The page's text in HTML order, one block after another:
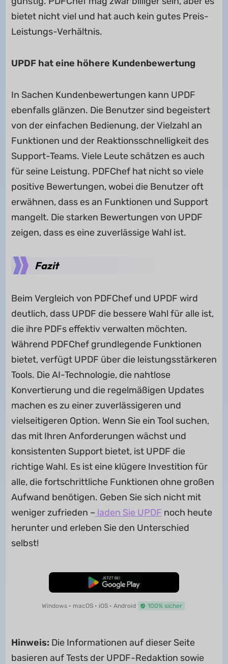
bietet nicht viel und hat auch kein gutes Preis-
Leistungs-Verhältnis.
UPDF hat eine höhere Kundenbewertung
In Sachen Kundenbewertungen kann UPDF
ebenfalls glänzen. Die Benutzer sind begeistert
von der einfachen Bedienung, der Vielzahl an
Funktionen und der Reaktionsschnelligkeit des
Support-Teams. Viele Leute schätzen es auch
für seine Leistung. PDFChef hat nicht so viele
positive Bewertungen, wobei die Benutzer oft
erwähnen, dass es an Funktionen und Support
mangelt. Die starken Bewertungen von UPDF
zeigen, dass es eine zuverlässige Wahl ist.
Fazit
Beim Vergleich von PDFChef und UPDF wird
deutlich, dass UPDF die bessere Wahl für alle ist,
die ihre PDFs effektiv verwalten möchten.
Während PDFChef grundlegende Funktionen
bietet, verfügt UPDF über die leistungsstärkeren
Tools. Die AI-Technologie, die nahtlose
Konvertierung und die regelmäßigen Updates
machen es zu einer zuverlässigeren und
vielseitigeren Option. Wenn Sie ein Tool suchen,
das mit Ihren Anforderungen wächst und
konsistenten Support bietet, ist UPDF die
richtige Wahl. Es ist eine klügere Investition für
alle, die fortschrittliche Funktionen ohne großen
Aufwand benötigen. Geben Sie sich nicht mit
weniger zufrieden – laden Sie UPDF noch heute
herunter und erleben Sie den Unterschied
selbst!
Kostenloser Download
Windows • macOS • iOS • Android 100% sicher
Hinweis: Die Informationen auf dieser Seite
basieren auf Tests der UPDF-Redaktion sowie